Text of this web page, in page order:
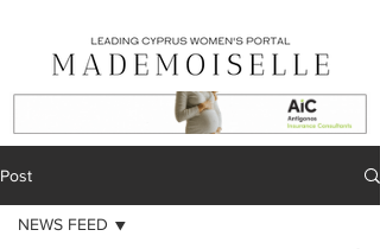
Post
NEWS FEED